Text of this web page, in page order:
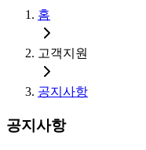
홈
고객지원
공지사항
공지사항